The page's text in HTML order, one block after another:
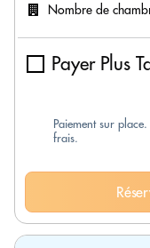
Nombre de
Payer Plus
Paiement sur
frais.